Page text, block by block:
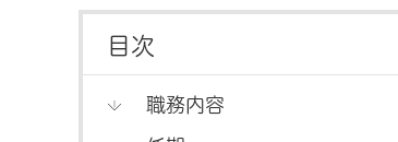
目次
職務内容